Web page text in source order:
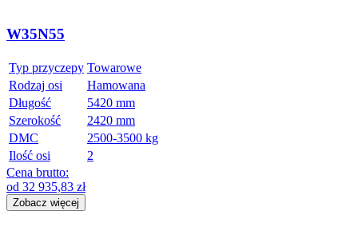
W35N55
Typ przyczepy Towarowe
Rodzaj osi
Hamowana
Długość
5420 mm
Szerokość
2420 mm
DMC
2500-3500 kg
Ilość osi
2
Cena brutto:
od 32 935,83 zł
Zobacz więcej